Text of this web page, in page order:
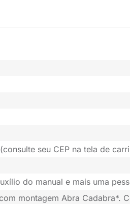
seu CEP na tela de
do manual e mais uma
montagem Abra Cadabra*.